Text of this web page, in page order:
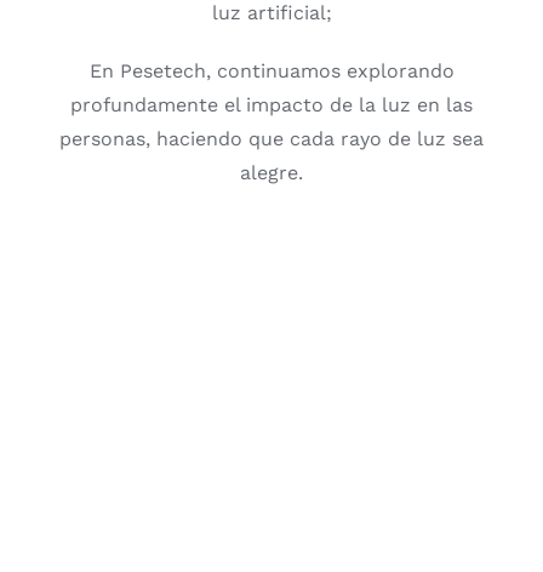
luz artificial;
En Pesetech, continuamos explorando
profundamente el impacto de la luz en las
personas, haciendo que cada rayo de luz sea
alegre.